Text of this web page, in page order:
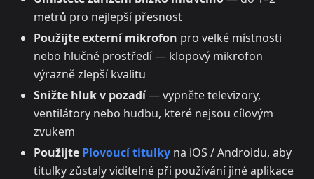
metrů pro nejlepší přesnost
Použijte externí mikrofon pro velké místnosti
nebo hlučné prostředí — klopový mikrofon
výrazně zlepší kvalitu
Snižte hluk v pozadí— vypněte televizory,
ventilátory nebo hudbu, které nejsou cílovým
zvukem
Použijte Plovoucí titulky na iOS / Androidu, aby
titulky zůstaly viditelné při používání jiné aplikace